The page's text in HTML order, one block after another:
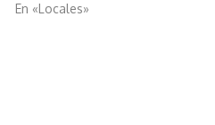
En «Locales»